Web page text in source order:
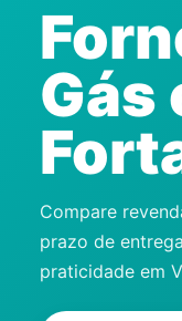
Revendedor
Notícias
Cadastre-se
Contatos
Gás
Compare
prazo de
praticidade em